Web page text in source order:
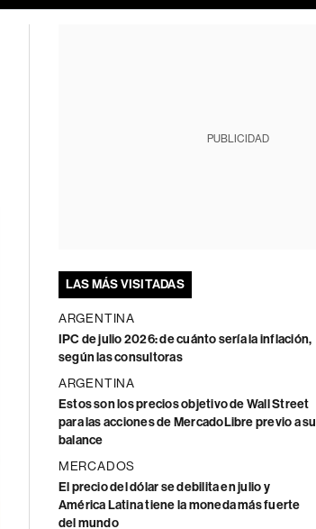
PUBLICIDAD
LAS MÁS VISITADAS
ARGENTINA
IPC de julio 2026: de cuánto sería la inflación,
según las consultoras
ARGENTINA
Estos son los precios objetivo de Wall Street
para las acciones de MercadoLibre previo a su
balance
MERCADOS
El precio del dólar se debilita en julio y
América Latina tiene la moneda más fuerte
del mundo